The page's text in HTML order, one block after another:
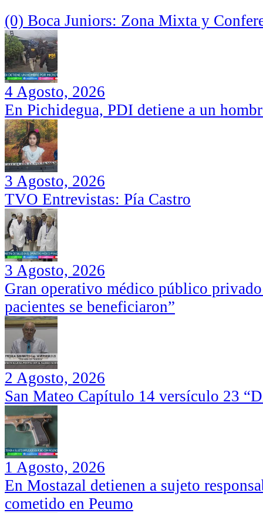
(0) Boca Juniors: Zona Mixta y
4 Agosto, 2026
En Pichidegua, PDI detiene a un
3 Agosto, 2026
TVO Entrevistas: Pía Castro
3 Agosto, 2026
Gran operativo médico público
pacientes se beneficiaron”
2 Agosto, 2026
San Mateo Capítulo 14 versículo 23
1 Agosto, 2026
En Mostazal detienen a sujeto
cometido en Peumo